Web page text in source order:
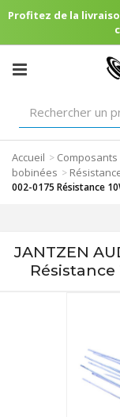
Profitez de la
Accueil >
bobinées >
002-0175 Résistance
JANTZEN